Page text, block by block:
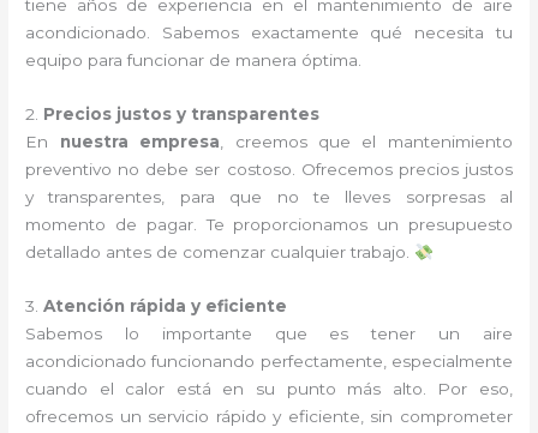
tiene años de experiencia en el mantenimiento de aire
acondicionado. Sabemos exactamente qué necesita tu
equipo para funcionar de manera óptima.
2. Precios justos y transparentes
En nuestra empresa, creemos que el mantenimiento
preventivo no debe ser costoso. Ofrecemos precios justos
y transparentes, para que no te lleves sorpresas al
momento de pagar. Te proporcionamos un presupuesto
detallado antes de comenzar cualquier trabajo.
3.Atención rápida y eficiente
Sabemos lo importante que es tener un aire
acondicionado funcionando perfectamente, especialmente
cuando el calor está en su punto más alto. Por eso,
ofrecemos un servicio rápido y eficiente, sin comprometer